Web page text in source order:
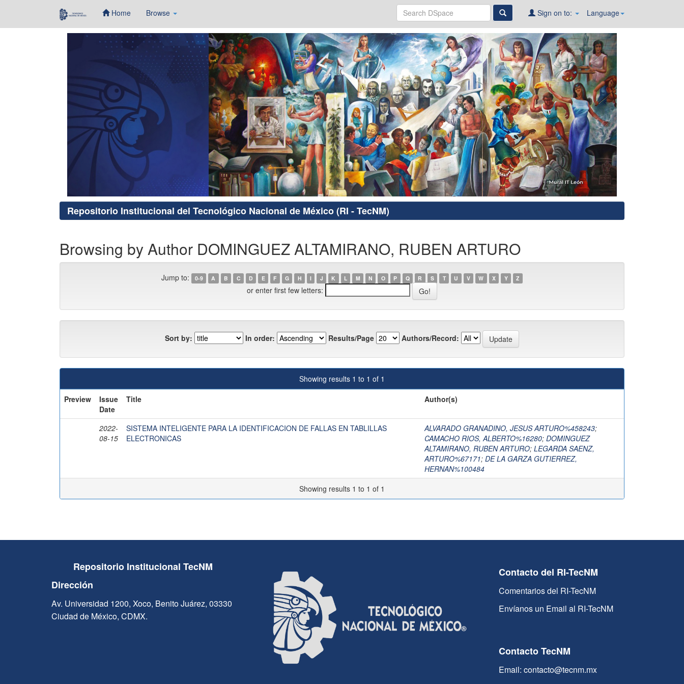
Home Browse Language
Sign on to:
Repositorio Institucional del Tecnológico Nacional de México (RI - TecNM)
Browsing by Author DOMINGUEZ ALTAMIRANO, RUBEN ARTURO
Jump to: 0-9 A B C D E F G H I J K L M N O P Q R S T U V W X Y Z
or enter first few letters:
Sort by: In order: Results/Page Authors/Record:
Showing results 1 to 1 of 1
Preview
Issue
Date
Title Author(s)
2022-
08-15
SISTEMA INTELIGENTE PARA LA IDENTIFICACION DE FALLAS EN TABLILLAS
ELECTRONICAS
ALVARADO GRANADINO, JESUS ARTURO%458243;
CAMACHO RIOS, ALBERTO%16280; DOMINGUEZ
ALTAMIRANO, RUBEN ARTURO; LEGARDA SAENZ,
ARTURO%67171; DE LA GARZA GUTIERREZ,
HERNAN%100484
Showing results 1 to 1 of 1
Repositorio Institucional TecNM
Dirección
Av. Universidad 1200, Xoco, Benito Juárez, 03330
Ciudad de México, CDMX.
Contacto del RI-TecNM
Comentarios del RI-TecNM
Envíanos un Email al RI-TecNM
Contacto TecNM
Email: contacto@tecnm.mx